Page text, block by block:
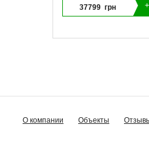
37799 грн +
О компании Объекты